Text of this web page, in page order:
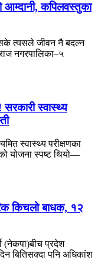
आम्दानी, कपिलवस्तुका
सके त्यसले जीवन नै बदल्न
नगरपालिका–५
सरकारी स्वास्थ्य
स्वास्थ्य परीक्षणका
योजना स्पष्ट थियो—
किचलो बाधक, १२
(नेकपा)बीच प्रदेश
बितिसक्दा पनि अधिकांश